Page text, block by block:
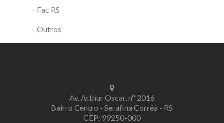
Fac RS
Outros
Av. Arthur Oscar, nº 2016
Bairro Centro - Serafina Corrêa - RS
CEP: 99250-000